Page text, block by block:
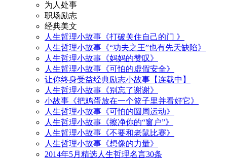
为人处事
职场励志
经典美文
人生哲理小故事《打破关住自己的门 》
人生哲理小故事《“功夫之王”也有先天缺陷》
人生哲理小故事《妈妈的赞叹》
人生哲理小故事《可怕的虚假安全》
让你终身受益经典励志小故事【连载中】
人生哲理小故事《别忘了谢谢》
小故事《把鸡蛋放在一个篮子里并看好它》
人生哲理小故事《可怕的圆周运动》
人生哲理小故事《擦净你的“窗户”》
人生哲理小故事《不要和老鼠比赛》
人生哲理小故事《想像的力量》
2014年5月精选人生哲理名言30条